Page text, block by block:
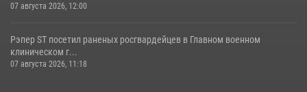
07 августа 2026, 12:00
Рэпер ST посетил раненых росгвардейцев в Главном военном
клиническом г...
07 августа 2026, 11:18